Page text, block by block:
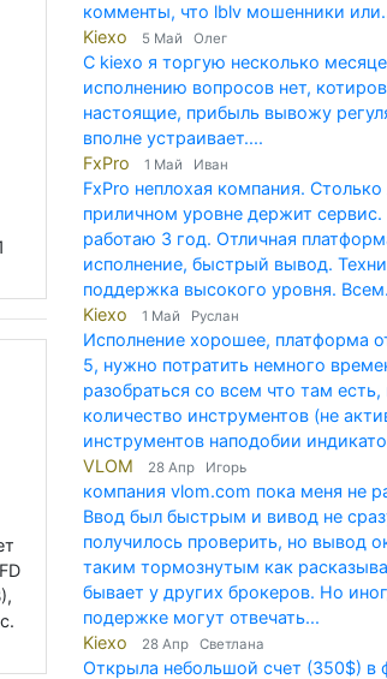
комменты, что lblv мошенники
Kiexo
5 Май Олег
С kiexo я торгую несколько
исполнению вопросов нет,
настоящие, прибыль вывожу
вполне устраивает....
FxPro
1 Май Иван
FxPro неплохая компания.
приличном уровне держит
работаю 3 год. Отличная
исполнение, быстрый вывод.
поддержка высокого уровня.
Kiexo
1 Май Руслан
Исполнение хорошее, платформа
5, нужно потратить немного
разобраться со всем что там есть,
количество инструментов (не
инструментов наподобии
VLOM
28 Апр Игорь
компания vlom.com пока меня не
Ввод был быстрым и вивод не
получилось проверить, но вывод
таким тормознутым как
бывает у других брокеров. Но
подержке могут отвечать...
Kiexo
28 Апр Светлана
Открыла небольшой счет (350$) в